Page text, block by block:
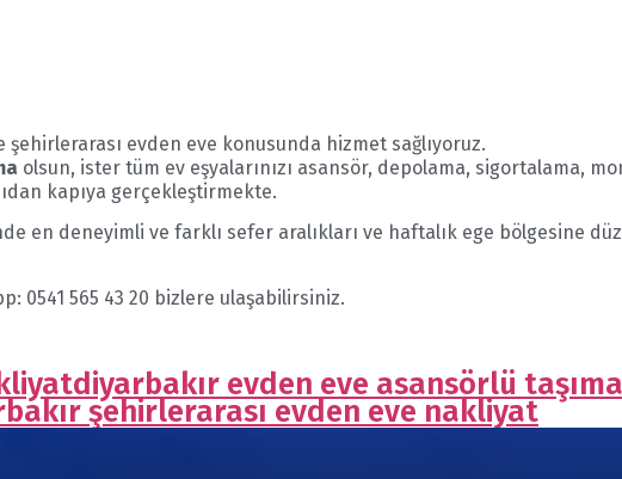
evden eve konusunda hizmet sağlıyoruz.
olsun, ister tüm ev eşyalarınızı asansör, depolama, sigortalama,
kapıya gerçekleştirmekte.
en deneyimli ve farklı sefer aralıkları ve haftalık ege bölgesine
0541 565 43 20 bizlere ulaşabilirsiniz.
diyarbakır evden eve asansörlü taşıma
şehirlerarası evden eve nakliyat